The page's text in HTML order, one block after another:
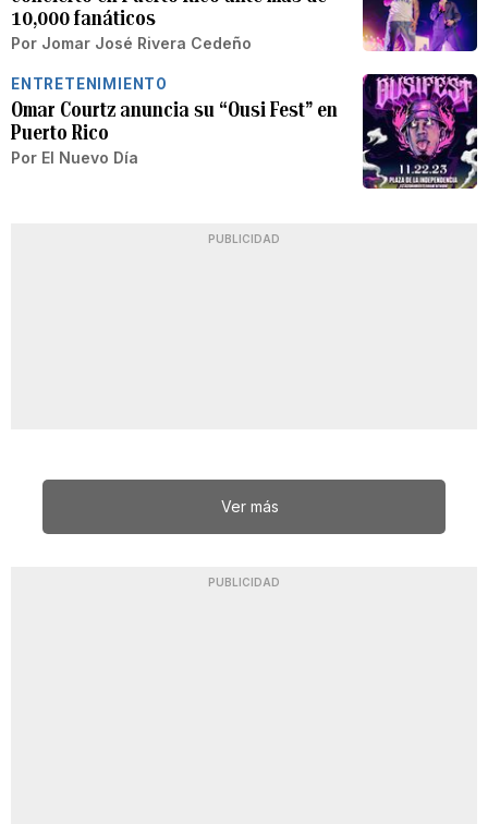
10,000 fanáticos
Por Jomar José Rivera Cedeño
ENTRETENIMIENTO
Omar Courtz anuncia su “Ousi Fest” en
Puerto Rico
Por El Nuevo Día
PUBLICIDAD
Ver más
PUBLICIDAD